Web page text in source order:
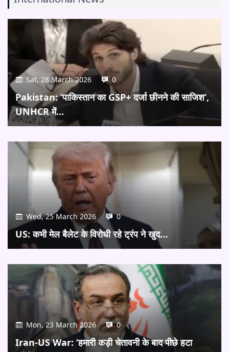
Sat, 28 March 2026 0
Pakistan: ‘पाकिस्तान का GSP+ दर्जा छीनने की साजिश’,
UNHCR में…
Wed, 25 March 2026 0
US: कभी मेल बैलेट के विरोधी रहे ट्रंप ने खुद…
Mon, 23 March 2026 0
Iran-US War: ‘हमारी कड़ी चेतावनी के बाद पीछे हटा